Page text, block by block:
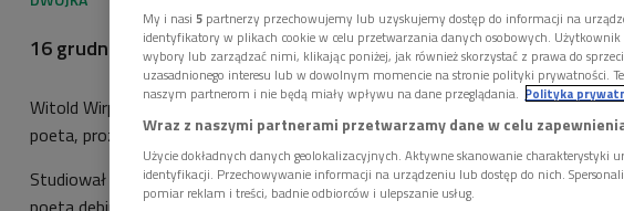
16 grudnia 2008, godz. 21.30
Witold Wirpsza, ur. 4 grudnia 1918 w Odessie - zm. 16 września 1985 w Berlinie.
poeta, prozaik, krytyk, tłumacz literatury niemieckiej.
Studiował na Wydziale Prawa UW oraz w Wyższej Szkole Muzycznej w
My i nasi 5 partnerzy przechowujemy lub uzyskujemy dostęp do informacji na
identyfikatory w plikach cookie w celu przetwarzania danych osobowych. Użytkownik
wybory lub zarządzać nimi, klikając poniżej, jak również skorzystać z prawa do
uzasadnionego interesu lub w dowolnym momencie na stronie polityki prywatności.
naszym partnerom i nie będą miały wpływu na dane przeglądania. Polityka
Wraz z naszymi partnerami przetwarzamy dane w celu
Użycie dokładnych danych geolokalizacyjnych. Aktywne skanowanie charakterystyki
identyfikacji. Przechowywanie informacji na urządzeniu lub dostęp do nich.
pomiar reklam i treści, badnie odbiorców i ulepszanie usług.